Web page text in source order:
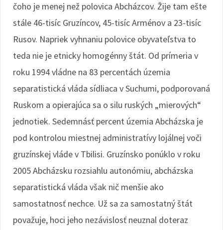
čoho je menej než polovica Abcházcov. Žije tam ešte
stále 46-tisíc Gruzíncov, 45-tisíc Arménov a 23-tisíc
Rusov. Napriek vyhnaniu polovice obyvateľstva to
teda nie je etnicky homogénny štát. Od prímeria v
roku 1994 vládne na 83 percentách územia
separatistická vláda sídliaca v Suchumi, podporovaná
Ruskom a opierajúca sa o silu ruských „mierových“
jednotiek. Sedemnásť percent územia Abcházska je
pod kontrolou miestnej administratívy lojálnej voči
gruzínskej vláde v Tbilisi. Gruzínsko ponúklo v roku
2005 Abcházsku rozsiahlu autonómiu, abcházska
separatistická vláda však nič menšie ako
samostatnosť nechce. Už sa za samostatný štát
považuje, hoci jeho nezávislosť neuznal doteraz